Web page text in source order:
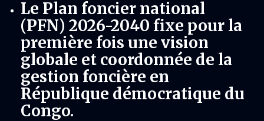
Le Plan foncier national
(PFN) 2026-2040 fixe pour la
première fois une vision
globale et coordonnée de la
gestion foncière en
République démocratique du
Congo.